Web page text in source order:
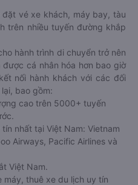
vé xe khách, máy bay, tàu
trên nhiều tuyến đường khắp
hành trình di chuyển trở nên
cá nhân hóa hơn bao giờ
nối hành khách với các đối
bao gồm:
cao trên 5000+ tuyến
nhất tại Việt Nam: Vietnam
Airways, Pacific Airlines và
Việt Nam.
máy, thuê xe du lịch uy tín